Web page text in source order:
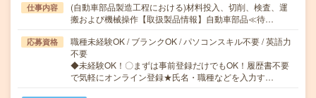
仕事内容
(自動車部品製造工程における)材料投入、切削、検査、運
搬および機械操作【取扱製品情報】自動車部品≪待…
応募資格
職種未経験OK / ブランクOK / パソコンスキル不要 / 英語力
不要
◆未経験OK！〇まずは事前登録だけでもOK！履歴書不要
で気軽にオンライン登録★氏名・職種などを入力す…